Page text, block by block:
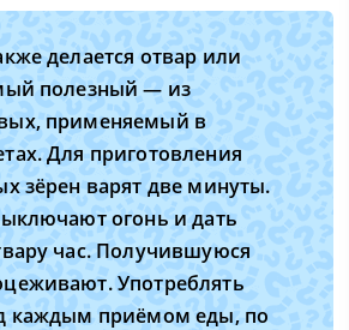
делается отвар или
полезный — из
применяемый в
Для приготовления
зёрен варят две минуты.
огонь и дать
час. Получившуюся
Употреблять
каждым приёмом еды, по